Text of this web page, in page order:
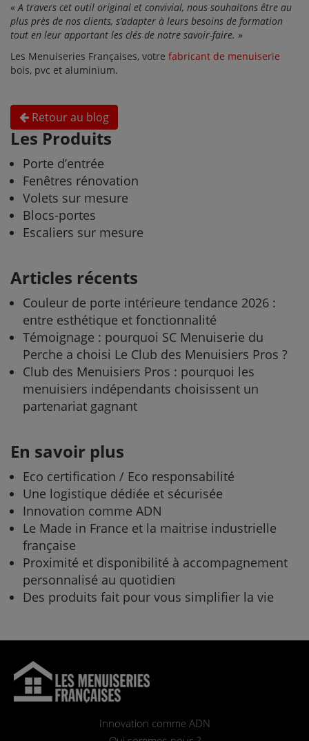
«A travers cet outil original et convivial, nous souhaitons être au
plus près de nos clients, s’adapter à leurs besoins de formation
tout en leur apportant les clés de notre savoir-faire. »
Les Menuiseries Françaises, votre fabricant de menuiserie
bois, pvc et aluminium.
Retour au blog
Les Produits
Porte d’entrée
Fenêtres rénovation
Volets sur mesure
Blocs-portes
Escaliers sur mesure
Articles récents
Couleur de porte intérieure tendance 2026 :
entre esthétique et fonctionnalité
Témoignage : pourquoi SC Menuiserie du
Perche a choisi Le Club des Menuisiers Pros ?
Club des Menuisiers Pros : pourquoi les
menuisiers indépendants choisissent un
partenariat gagnant
En savoir plus
Eco certification / Eco responsabilité
Une logistique dédiée et sécurisée
Innovation comme ADN
Le Made in France et la maitrise industrielle
française
Proximité et disponibilité à accompagnement
personnalisé au quotidien
Des produits fait pour vous simplifier la vie
Innovation comme ADN